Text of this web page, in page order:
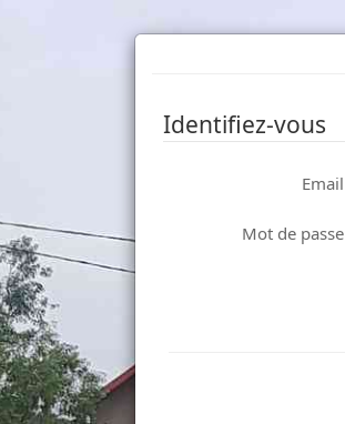
Identifiez-vous
Email
Mot de passe